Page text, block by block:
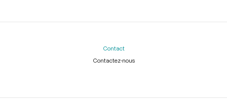
Contact
Contactez-nous
Légal